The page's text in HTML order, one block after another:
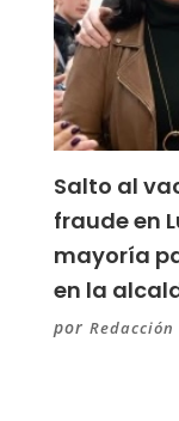
Salto al
fraude en
mayoría
en la
por Redacción